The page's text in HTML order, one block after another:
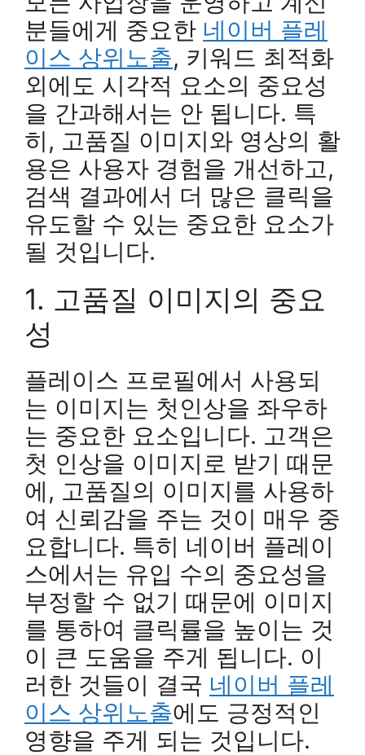
분들에게 중요한 네이버 플레
이스 상위노출, 키워드 최적화
외에도 시각적 요소의 중요성
을 간과해서는 안 됩니다. 특
히, 고품질 이미지와 영상의 활
용은 사용자 경험을 개선하고,
검색 결과에서 더 많은 클릭을
유도할 수 있는 중요한 요소가
될 것입니다.
1. 고품질 이미지의 중요
성
플레이스 프로필에서 사용되
는 이미지는 첫인상을 좌우하
는 중요한 요소입니다. 고객은
첫 인상을 이미지로 받기 때문
에, 고품질의 이미지를 사용하
여 신뢰감을 주는 것이 매우 중
요합니다. 특히 네이버 플레이
스에서는 유입 수의 중요성을
부정할 수 없기 때문에 이미지
를 통하여 클릭률을 높이는 것
이 큰 도움을 주게 됩니다. 이
러한 것들이 결국 네이버 플레
이스 상위노출에도 긍정적인
영향을 주게 되는 것입니다.